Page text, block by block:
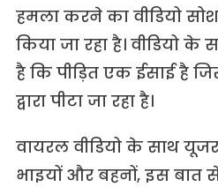
हमला करने का वीडियो
किया जा रहा है। वीडियो के
है कि पीड़ित एक ईसाई है
द्वारा पीटा जा रहा है।
वायरल वीडियो के साथ
भाइयों और बहनों, इस बात